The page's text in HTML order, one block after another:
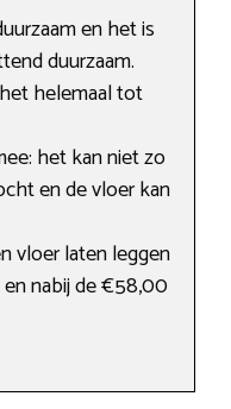
en het is
duurzaam.
helemaal tot
het kan niet zo
en de vloer kan
vloer laten leggen
nabij de €58,00